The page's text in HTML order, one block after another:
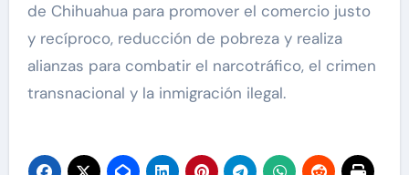
de Chihuahua para promover el comercio justo
y recíproco, reducción de pobreza y realiza
alianzas para combatir el narcotráfico, el crimen
transnacional y la inmigración ilegal.